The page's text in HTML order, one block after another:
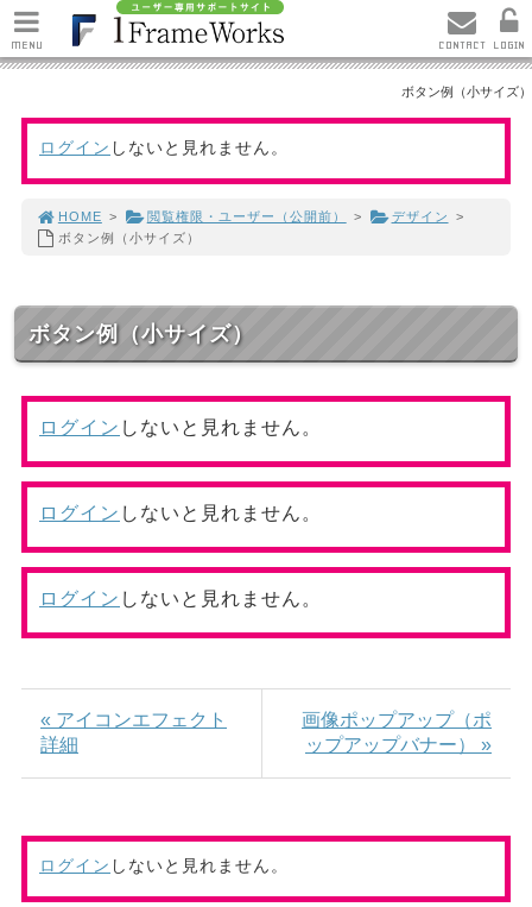
ボタン例（小サイズ）
ログイン しないと見れません。
HOME > 閲覧権限・ユーザー（公開前） > デザイン
>
ボタン例（小サイズ）
ボタン例（小サイズ）
ログイン しないと見れません。
ログイン しないと見れません。
ログイン しないと見れません。
« アイコンエフェクト
詳細
画像ポップアップ（ポ
ップアップバナー） »
ログイン しないと見れません。
MENU LOGIN
CONTACT